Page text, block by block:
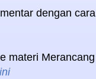
dengan cara
materi Merancang